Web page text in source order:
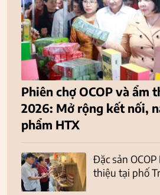
Phiên chợ OCOP và ẩm
2026: Mở rộng kết nối,
phẩm HTX
Đặc sản
thiệu tại phố